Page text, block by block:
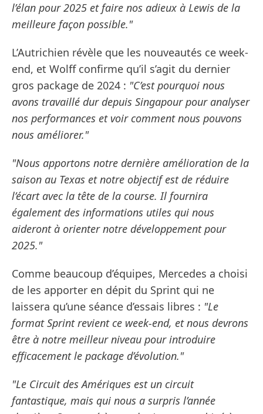
l’élan pour 2025 et faire nos adieux à Lewis de la
meilleure façon possible."
L’Autrichien révèle que les nouveautés ce week-
end, et Wolff confirme qu’il s’agit du dernier
gros package de 2024 : "C’est pourquoi nous
avons travaillé dur depuis Singapour pour analyser
nos performances et voir comment nous pouvons
nous améliorer."
"Nous apportons notre dernière amélioration de la
saison au Texas et notre objectif est de réduire
l’écart avec la tête de la course. Il fournira
également des informations utiles qui nous
aideront à orienter notre développement pour
2025."
Comme beaucoup d’équipes, Mercedes a choisi
de les apporter en dépit du Sprint qui ne
laissera qu’une séance d’essais libres : "Le
format Sprint revient ce week-end, et nous devrons
être à notre meilleur niveau pour introduire
efficacement le package d’évolution."
"Le Circuit des Amériques est un circuit
fantastique, mais qui nous a surpris l’année